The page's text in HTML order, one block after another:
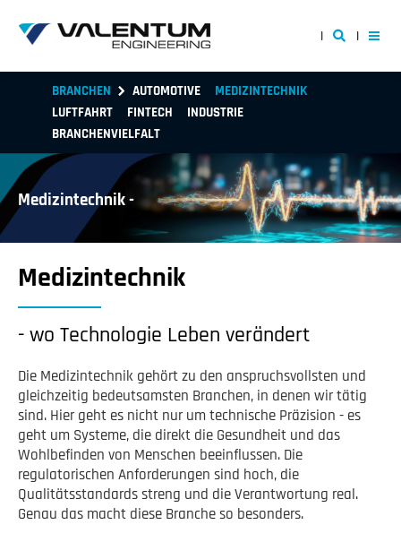
BRANCHEN AUTOMOTIVE
MEDIZINTECHNIK
LUFTFAHRT
FINTECH
INDUSTRIE
BRANCHENVIELFALT
Medizintechnik -
Medizintechnik
- wo Technologie Leben verändert
Die Medizintechnik gehört zu den anspruchsvollsten und
gleichzeitig bedeutsamsten Branchen, in denen wir tätig
sind. Hier geht es nicht nur um technische Präzision - es
geht um Systeme, die direkt die Gesundheit und das
Wohlbefinden von Menschen beeinflussen. Die
regulatorischen Anforderungen sind hoch, die
Qualitätsstandards streng und die Verantwortung real.
Genau das macht diese Branche so besonders.